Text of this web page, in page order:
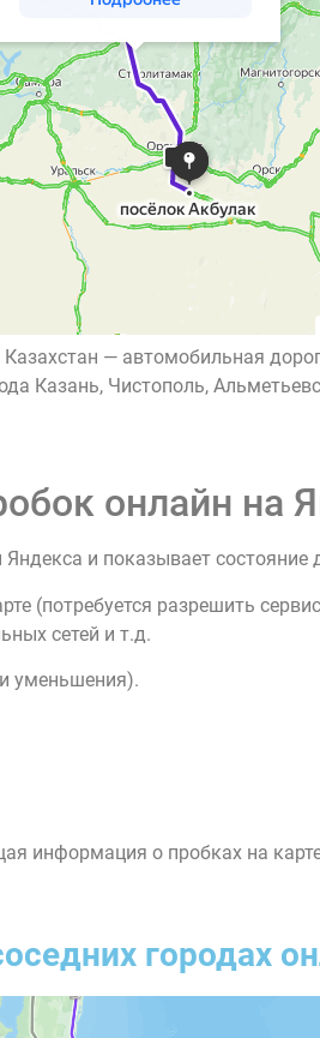
— автомобильная
Казань, Чистополь,
онлайн на
и показывает
(потребуется разрешить
сетей и т.д.
уменьшения).
информация о пробках на
городах